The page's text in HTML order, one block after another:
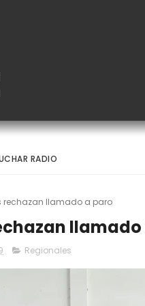
RADIO
rechazan llamado a paro
Regionales